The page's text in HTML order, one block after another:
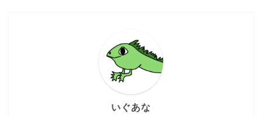
いぐあな